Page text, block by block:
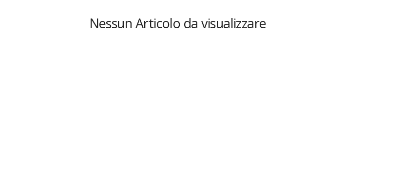
t
Nessun Articolo da visualizzare